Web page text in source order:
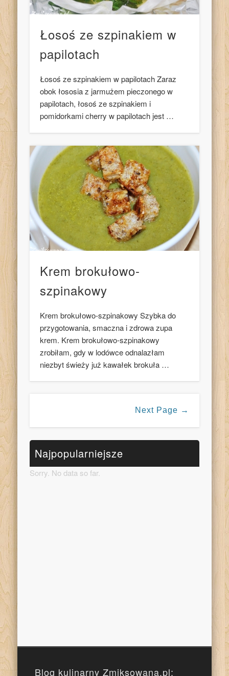
Łosoś ze szpinakiem w
papilotach
Łosoś ze szpinakiem w papilotach Zaraz
obok łososia z jarmużem pieczonego w
papilotach, łosoś ze szpinakiem i
pomidorkami cherry w papilotach jest …
Krem brokułowo-
szpinakowy
Krem brokułowo-szpinakowy Szybka do
przygotowania, smaczna i zdrowa zupa
krem. Krem brokułowo-szpinakowy
zrobiłam, gdy w lodówce odnalazłam
niezbyt świeży już kawałek brokuła …
Next Page →
Najpopularniejsze
Sorry. No data so far.
Blog kulinarny Zmiksowana.pl: